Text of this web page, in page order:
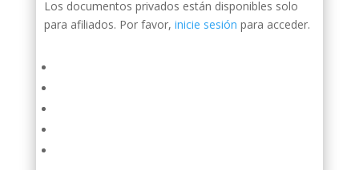
Los documentos privados están disponibles solo
para afiliados. Por favor, inicie sesión para acceder.